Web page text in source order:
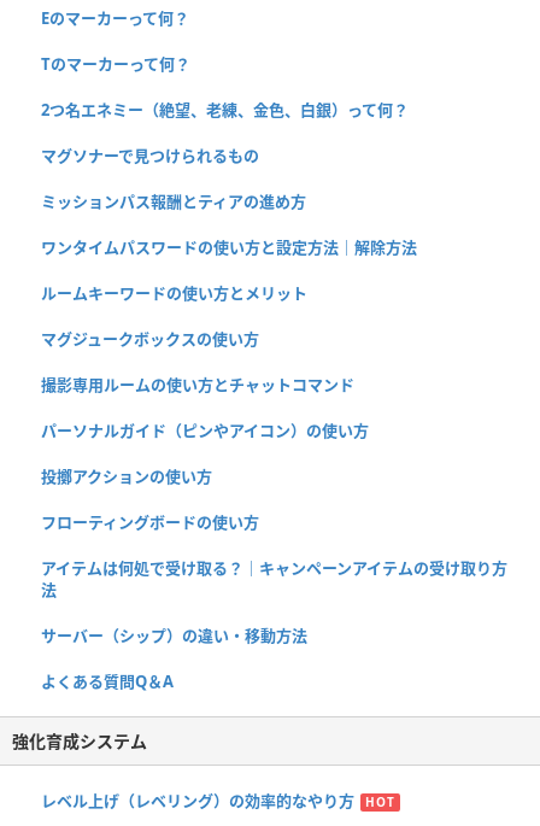
Eのマーカーって何？
Tのマーカーって何？
2つ名エネミー（絶望、老練、金色、白銀）って何？
マグソナーで見つけられるもの
ミッションパス報酬とティアの進め方
ワンタイムパスワードの使い方と設定方法｜解除方法
ルームキーワードの使い方とメリット
マグジュークボックスの使い方
撮影専用ルームの使い方とチャットコマンド
パーソナルガイド（ピンやアイコン）の使い方
投擲アクションの使い方
フローティングボードの使い方
アイテムは何処で受け取る？｜キャンペーンアイテムの受け取り方
法
サーバー（シップ）の違い・移動方法
よくある質問Q＆A
強化育成システム
レベル上げ（レベリング）の効率的なやり方 HOT